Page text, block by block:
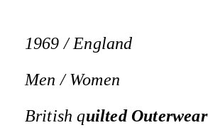
1969 / England
Men / Women
British quilted Outerwear